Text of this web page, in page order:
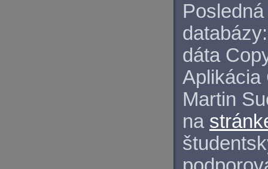
databázy:
dáta
Aplikácia
Martin
na